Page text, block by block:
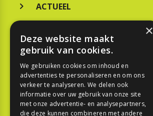
ACTUEEL
KOOPGIDS
TESTEN
SPORT
×
Deze website maakt
gebruik van cookies.
We gebruiken cookies om inhoud en
advertenties te personaliseren en om ons
verkeer te analyseren. We delen ook
informatie over uw gebruik van onze site
met onze advertentie- en analysepartners,
die deze kunnen combineren met andere